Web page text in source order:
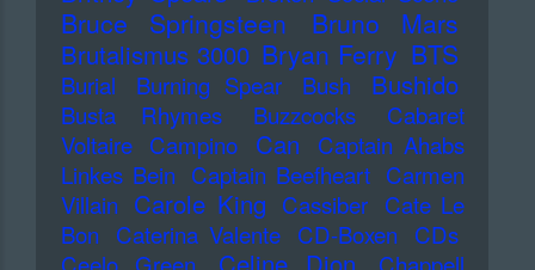
Bruce Springsteen Bruno Mars
Brutalismus 3000 Bryan Ferry BTS
Burial Burning Spear Bush Bushido
Busta Rhymes Buzzcocks
Cabaret
Voltaire Campino Can
Captain Ahabs
Linkes Bein Captain Beefheart Carmen
Villain Carole King Cassiber Cate Le
Bon
Caterina Valente CD-Boxen
CDs